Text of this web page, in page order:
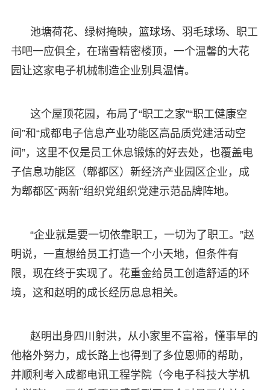
池塘荷花、绿树掩映，篮球场、羽毛球场、职工
书吧一应俱全，在瑞雪精密楼顶，一个温馨的大花
园让这家电子机械制造企业别具温情。
这个屋顶花园，布局了“职工之家”“职工健康空
间”和“成都电子信息产业功能区高品质党建活动空
间”，这里不仅是员工休息锻炼的好去处，也覆盖电
子信息功能区（郫都区）新经济产业园区企业，成
为郫都区“两新”组织党组织党建示范品牌阵地。
“企业就是要一切依靠职工，一切为了职工。”赵
明说，一直想给员工打造一个小天地，但条件有
限，现在终于实现了。花重金给员工创造舒适的环
境，这和赵明的成长经历息息相关。
赵明出身四川射洪，从小家里不富裕，懂事早的
他格外努力，成长路上也得到了多位恩师的帮助，
并顺利考入成都电讯工程学院（今电子科技大学机